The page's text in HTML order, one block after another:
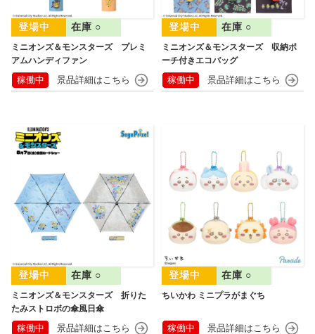
ミニオンズ＆モンスターズ プレミ
アムハンディファン
在庫 ○
稼働中
ミニオンズ＆モンスターズ 収納ポ
ーチ付きエコバッグ
在庫 ○
稼働中
ミニオンズ＆モンスターズ 折りた
たみストロボの傘風日傘
在庫 ○
稼働中
ちいかわ ミニプラがまぐち
在庫 ○
稼働中